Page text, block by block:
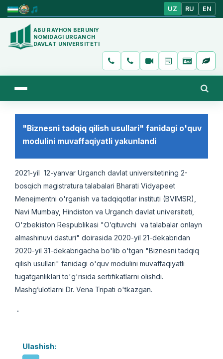
UZ RU EN
ABU RAYHON BERUNIY
NOMIDAGI URGANCH
DAVLAT UNIVERSITETI
"Biznesni tadqiq qilish usullari" fanidagi o'quv
modulini muvaffaqiyatli yakunlandi
2021-yil 12-yanvar Urganch davlat universitetining 2-
bosqich magistratura talabalari Bharati Vidyapeet
Menejmentni o'rganish va tadqiqotlar instituti (BVIMSR),
Navi Mumbay, Hindiston va Urganch davlat universiteti,
O'zbekiston Respublikasi "O’qituvchi va talabalar оnlayn
almashinuvi dasturi" doirasida 2020-yil 21-dekabridan
2020-yil 31-dekabrigacha bo'lib o'tgan "Biznesni tadqiq
qilish usullari" fanidagi o'quv modulini muvaffaqiyatli
tugatganliklari to'g'risida sertifikatlarni olishdi.
Mashg’ulotlarni Dr. Vena Tripati o'tkazgan.
Ulashish: